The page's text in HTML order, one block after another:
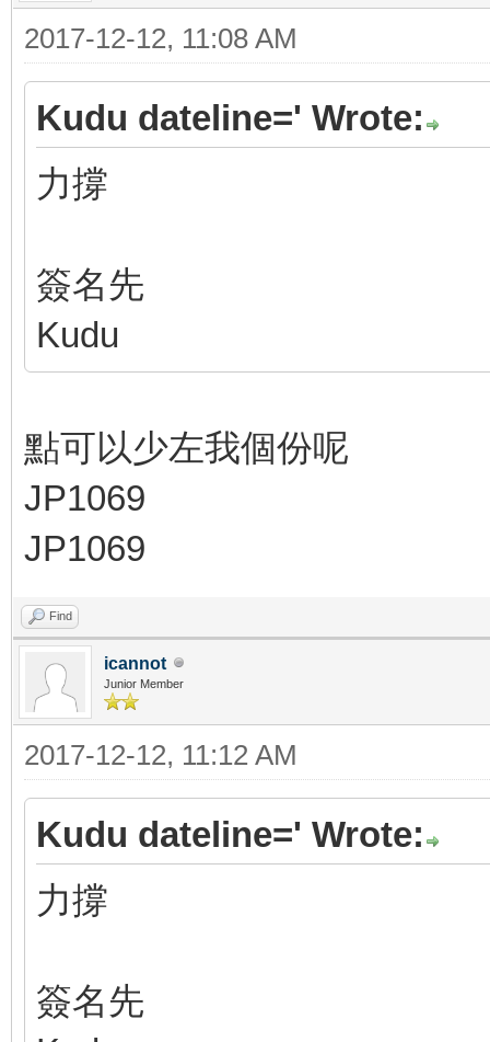
2017-12-12, 11:08 AM
Kudu dateline=' Wrote:
力撐
簽名先
Kudu
點可以少左我個份呢
JP1069
JP1069
Find
icannot
Junior Member
2017-12-12, 11:12 AM
Kudu dateline=' Wrote:
力撐
簽名先